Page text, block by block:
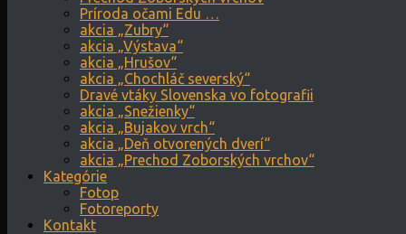
Príroda očami Edu …
akcia „Zubry“
akcia „Výstava“
akcia „Hrušov“
akcia „Chochláč severský“
Dravé vtáky Slovenska vo fotografii
akcia „Snežienky“
akcia „Bujakov vrch“
akcia „Deň otvorených dverí“
akcia „Prechod Zoborských vrchov“
Kategórie
Fotop
Fotoreporty
Kontakt